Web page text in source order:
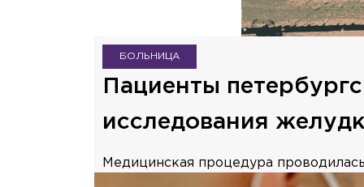
БОЛЬНИЦА
Пациенты
исследования
Медицинская процедура